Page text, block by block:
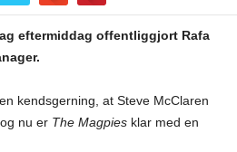
eftermiddag offentliggjort Rafa
kendsgerning, at Steve McClaren
nu er The Magpies klar med en